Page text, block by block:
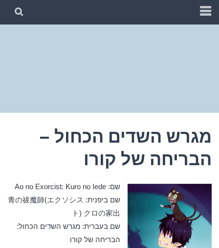
מגרש השדים הכחול –
הבריחה של קורו
שם: Ao no Exorcist: Kuro no Iede
שם ביפנית: 青の祓魔師(エクソシス
ト) クロの家出
שם בעברית: מגרש השדים הכחול:
הבריחה של קורו